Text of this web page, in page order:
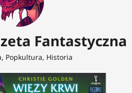
Fantastyczna
Popkultura, Historia